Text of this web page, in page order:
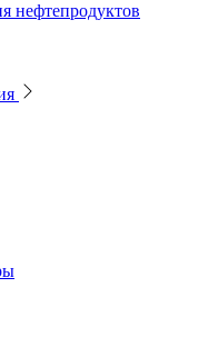
нефтепродуктов